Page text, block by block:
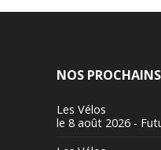
NOS
Les Vélos
le 8 août 2026 -